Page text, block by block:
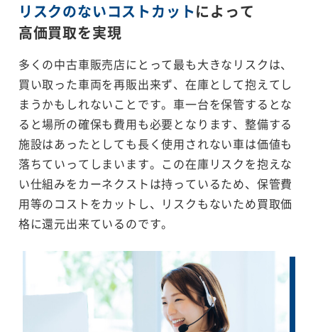
リスクのないコストカットによって
高価買取を実現
多くの中古車販売店にとって最も大きなリスクは、
買い取った車両を再販出来ず、在庫として抱えてし
まうかもしれないことです。車一台を保管するとな
ると場所の確保も費用も必要となります、整備する
施設はあったとしても長く使用されない車は価値も
落ちていってしまいます。この在庫リスクを抱えな
い仕組みをカーネクストは持っているため、保管費
用等のコストをカットし、リスクもないため買取価
格に還元出来ているのです。